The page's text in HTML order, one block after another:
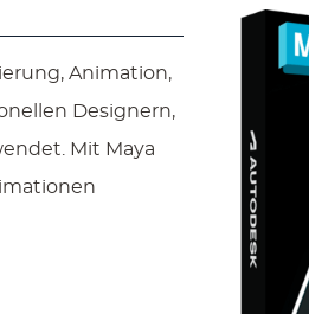
Animation,
Designern,
Mit Maya